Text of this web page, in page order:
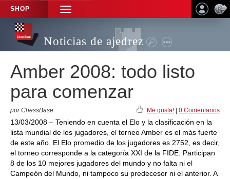
SHOP
TOGGLE
NAVIGATION
Noticias de ajedrez
Amber 2008: todo listo
para comenzar
por ChessBase Me gusta! 0 Comentarios
13/03/2008 – Teniendo en cuenta el Elo y la clasificación en la
lista mundial de los jugadores, el torneo Amber es el más fuerte
de este año. El Elo promedio de los jugadores es 2752, es decir,
el torneo corresponde a la categoría XXI de la FIDE. Participan
8 de los 10 mejores jugadores del mundo y no falta ni el
Campeón del Mundo, ni tampoco su predecesor ni el anterior. A